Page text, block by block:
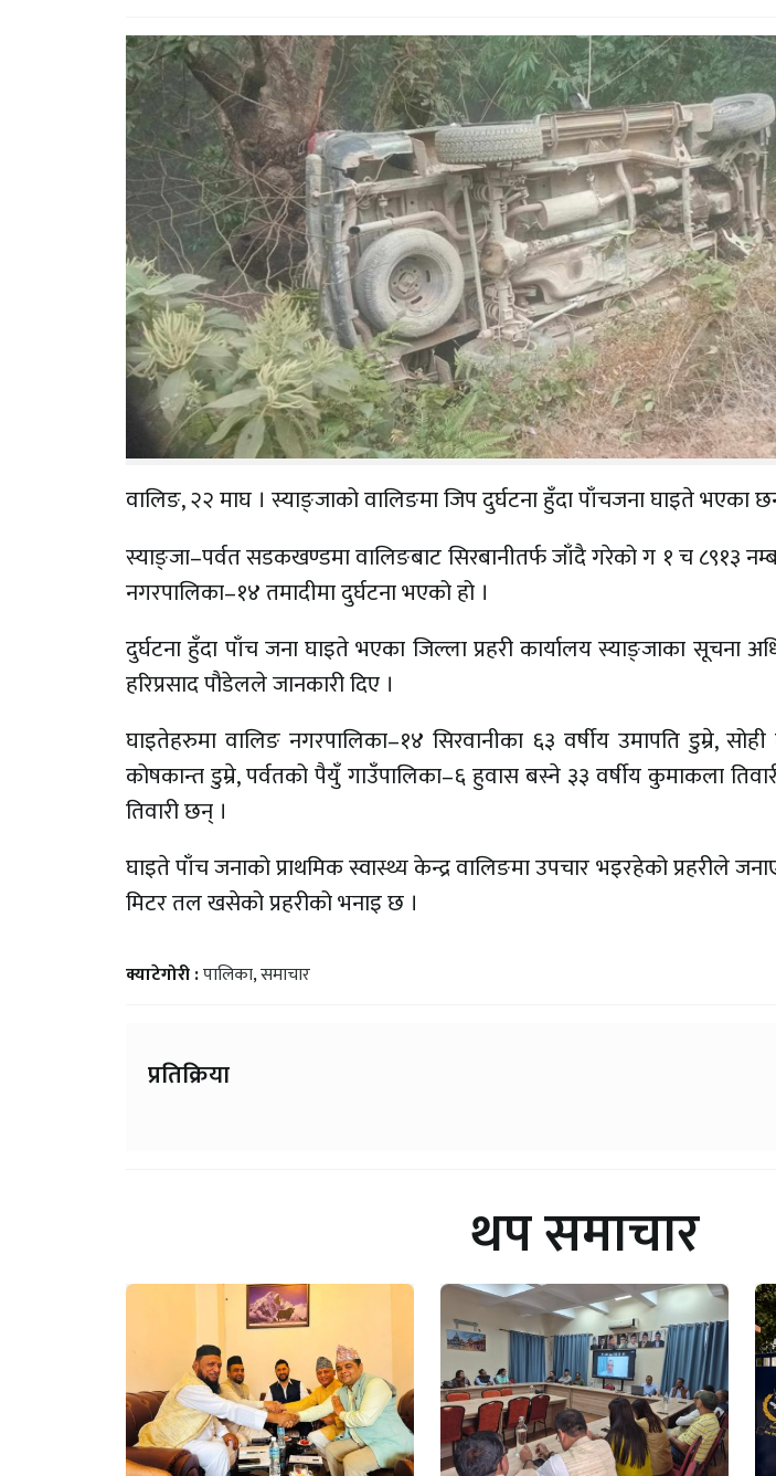
वालिङ, २२ माघ । स्याङ्जाको वालिङमा जिप दुर्घटना हुँदा पाँचजना घाइते भएका
स्याङ्जा–पर्वत सडकखण्डमा वालिङबाट सिरबानीतर्फ जाँदै गरेको ग १ च ८९१३
नगरपालिका–१४ तमादीमा दुर्घटना भएको हो ।
दुर्घटना हुँदा पाँच जना घाइते भएका जिल्ला प्रहरी कार्यालय स्याङ्जाका सूचना
हरिप्रसाद पौडेलले जानकारी दिए ।
घाइतेहरुमा वालिङ नगरपालिका–१४ सिरवानीका ६३ वर्षीय उमापति डुम्रे, सोही
कोषकान्त डुम्रे, पर्वतको पैयुँ गाउँपालिका–६ हुवास बस्ने ३३ वर्षीय कुमाकला
तिवारी छन् ।
घाइते पाँच जनाको प्राथमिक स्वास्थ्य केन्द्र वालिङमा उपचार भइरहेको प्रहरीले
मिटर तल खसेको प्रहरीको भनाइ छ ।
क्याटेगोरी :पालिका,समाचार
प्रतिक्रिया
थप समाचार